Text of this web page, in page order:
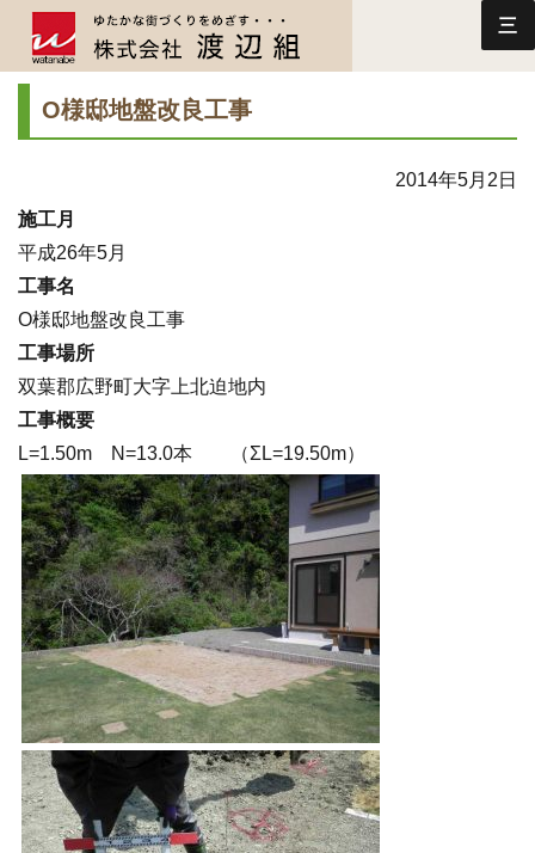
三
O様邸地盤改良工事
2014年5月2日
施工月
平成26年5月
工事名
O様邸地盤改良工事
工事場所
双葉郡広野町大字上北迫地内
工事概要
L=1.50m N=13.0本 （ΣL=19.50m）